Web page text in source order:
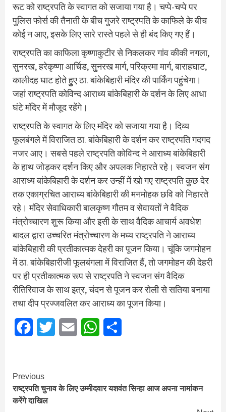
रूट को राष्ट्रपति के स्वागत को सजाया गया है। चप्पे-चप्पे पर
पुलिस फोर्स की तैनाती के बीच गुजरे राष्ट्रपति के काफिले के बीच
कोई न आए, इसके लिए सारे रास्ते पहले से ही बंद किए गए हैं।
राष्ट्रपति का काफिला कृष्णाकुटीर से निकलकर गांव कीकी नगला,
सुनरख, हरेकृष्णा आर्चिड, सुुनरख मार्ग, परिक्रमा मार्ग, बाराहघाट,
कालीदह घाट होते हुुुए ठा. बांकेबिहारी मंदिर की पार्किंग पहुंचेगा।
जहां राष्ट्रपति कोविन्द आराध्य बांकेबिहारी के दर्शन के लिए आधा
घंटे मंदिर में मौजूद रहेंगे।
राष्ट्रपति के स्वागत के लिए मंदिर को सजाया गया है। दिव्य
फूलबंगले में विराजित ठा. बांकेबिहारी के दर्शन कर राष्ट्रपति गदगद
नजर आए। सबसे पहले राष्ट्रपति कोविन्द ने आराध्य बांकेबिहारी
के हाथ जोड़कर दर्शन किए और अपलक निहारते रहे। स्वजन संग
आराध्य बांकेबिहारी के दर्शन कर उन्हीं में खो गए राष्ट्रपति कुछ देर
तक एकाग्रचित आराध्य बांकेबिहारी की मनमोहक छवि को निहारते
रहे। मंदिर सेवाधिकारी बालकृष्ण गौतम व सेवायतों ने वैदिक
मंत्रोच्चारण शुरू किया और इसी के साथ वैदिक आचार्य अवधेश
बादल द्वारा उच्चरित मंत्रोच्चारण के मध्य राष्ट्रपति ने आराध्य
बांकेबिहारी की प्रतीकात्मक देहरी का पूजन किया। चूंकि जगमोहन
में ठा. बांकेबिहारीजी फूलबंगला में विराजित हैं, तो जगमोहन की देहरी
पर ही प्रतीकात्मक रूप से राष्ट्रपति ने स्वजन संग वैदिक
रीतिरिवाज के साथ इत्र, चंदन से पूजन कर रोली से सतिया बनाया
तथा दीप प्रज्जवलित कर आराध्य का पूजन किया।
FacebookTwitter Email WhatsApp
Continue
Reading
Previous
राष्ट्रपति चुनाव के लिए उम्मीदवार यशवंत सिन्हा आज अपना नामांकन
करेंगे दाखिल